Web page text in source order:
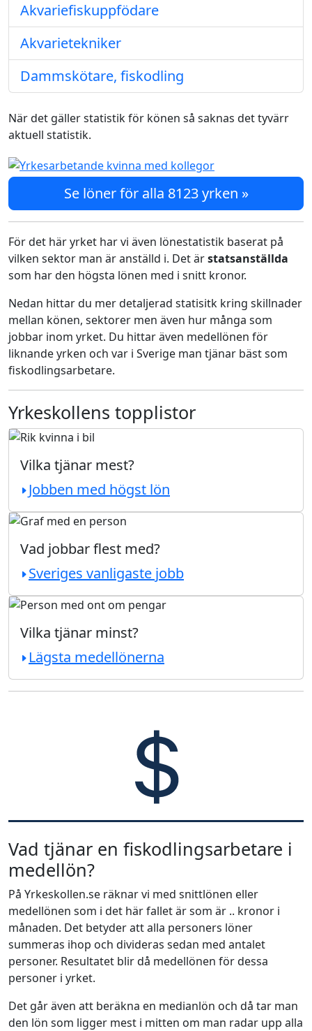
Akvariefiskuppfödare
Akvarietekniker
Dammskötare, fiskodling
När det gäller statistik för könen så saknas det tyvärr
aktuell statistik.
Se löner för alla 8123 yrken »
För det här yrket har vi även lönestatistik baserat på
vilken sektor man är anställd i. Det ärstatsanställda
som har den högsta lönen med i snitt kronor.
Nedan hittar du mer detaljerad statisitk kring skillnader
mellan könen, sektorer men även hur många som
jobbar inom yrket. Du hittar även medellönen för
liknande yrken och var i Sverige man tjänar bäst som
fiskodlingsarbetare.
Yrkeskollens topplistor
Vilka tjänar mest?
Jobben med högst lön
Vad jobbar flest med?
Sveriges vanligaste jobb
Vilka tjänar minst?
Lägsta medellönerna
Vad tjänar en fiskodlingsarbetare i
medellön?
På Yrkeskollen.se räknar vi med snittlönen eller
medellönen som i det här fallet är som är .. kronor i
månaden. Det betyder att alla personers löner
summeras ihop och divideras sedan med antalet
personer. Resultatet blir då medellönen för dessa
personer i yrket.
Det går även att beräkna en medianlön och då tar man
den lön som ligger mest i mitten om man radar upp alla